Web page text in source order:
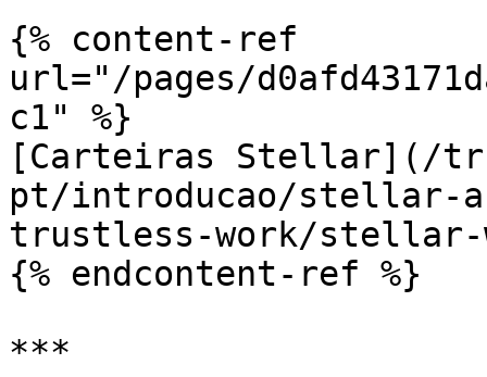
{% content-ref
url="/pages/
c1" %}
[Carteiras Stellar](/
pt/introducao/stellar-
trustless-work/stellar-
{% endcontent-ref %}
***